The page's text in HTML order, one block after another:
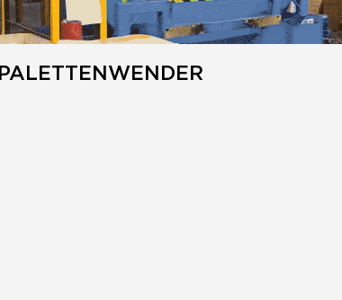
PALETTENWENDER